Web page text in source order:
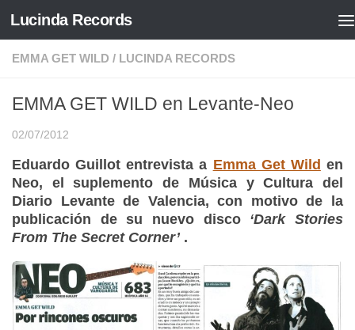
Saltar al contenido
Lucinda Records
EMMA GET WILD / LUCINDA RECORDS
EMMA GET WILD en Levante-Neo
02/07/2012
Eduardo Guillot entrevista a Emma Get Wild en
Neo, el suplemento de Música y Cultura del
Diario Levante de Valencia, con motivo de la
publicación de su nuevo disco ‘Dark Stories
From The Secret Corner’.